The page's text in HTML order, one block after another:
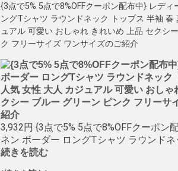
{3点で5% 5点で8%OFFクーポン配布中} レディ
ングTシャツ ラウンドネック トップス 半袖 春
ュアル 可愛い おしゃれ きれいめ 上品 セクシ
ク フリーサイズ ワンサイズのご紹介
3,932円 {3点で5% 5点で8%OFFクーポン
ネン ボーダー ロングTシャツ ラウンド
続きを読む